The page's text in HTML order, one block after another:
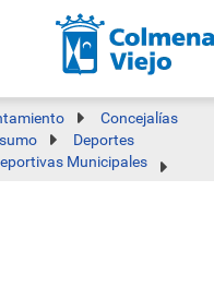
Concejalías
Deportes
Municipales